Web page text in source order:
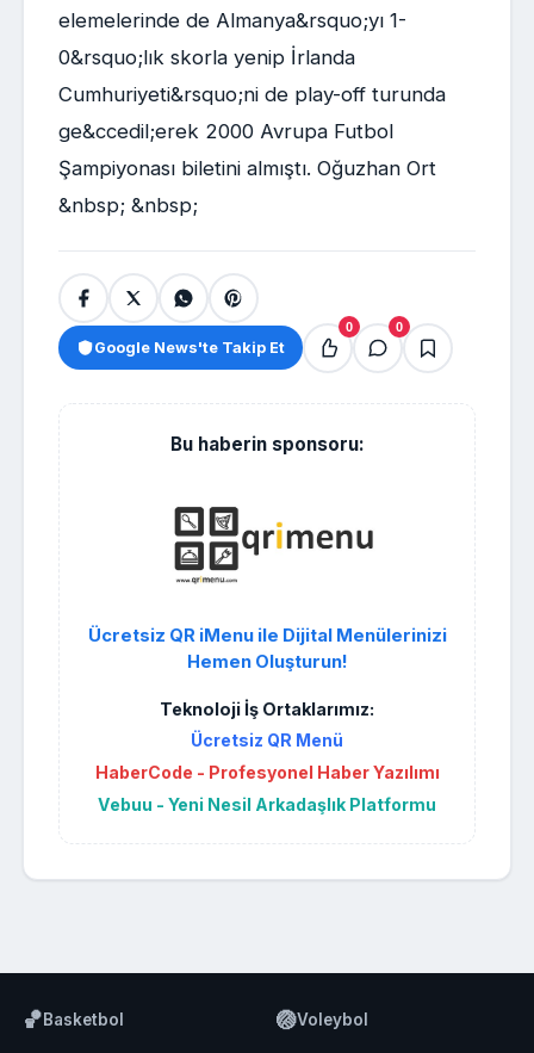
elemelerinde de Almanya&rsquo;yı 1-
0&rsquo;lık skorla yenip İrlanda
Cumhuriyeti&rsquo;ni de play-off turunda
ge&ccedil;erek 2000 Avrupa Futbol
Şampiyonası biletini almıştı. Oğuzhan Ort
&nbsp; &nbsp;
Google News'te Takip Et
0 0
Bu haberin sponsoru:
Ücretsiz QR iMenu ile Dijital Menülerinizi
Hemen Oluşturun!
Teknoloji İş Ortaklarımız:
Ücretsiz QR Menü
HaberCode - Profesyonel Haber Yazılımı
Vebuu - Yeni Nesil Arkadaşlık Platformu
🏀Basketbol 🏐Voleybol